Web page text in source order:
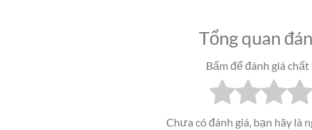
Tổng quan
Bấm để đánh giá
Chưa có đánh giá, bạn hãy là